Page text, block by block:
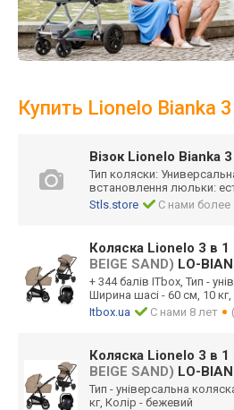
Купить Lionelo Bianka 3
Візок Lionelo Bianka
Тип коляски:
встановлення люльки:
Stls.store
С нами более
Коляска Lionelo 3 в 1
BEIGE SAND) LO-
+ 344 балів ITbox, Тип -
Ширина шасі - 60 см, 10
Itbox.ua
С нами 8 лет
Коляска Lionelo 3 в 1
BEIGE SAND) LO-
Тип - універсальна
кг, Колір - бежевий